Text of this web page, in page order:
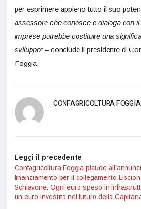
per esprimere appieno tutto il suo
assessore che conosce e dialoga con il
imprese potrebbe costituire una
sviluppo” – conclude il presidente di
Foggia.
CONFAGRICOLTURA FOGGIA
Leggi il precedente
Confagricoltura Foggia plaude
finanziamento per il collegamento
Schiavone: Ogni euro speso in
un euro investito nel futuro della